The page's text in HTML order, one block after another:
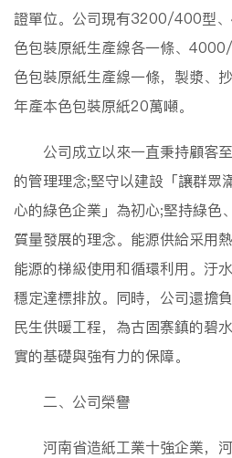
證單位。公司現有3200/400型
色包裝原紙生產線各一條、
色包裝原紙生產線一條，製漿、
年產本色包裝原紙20萬噸。
公司成立以來一直秉持顧客至
的管理理念;堅守以建設「讓群眾
心的綠色企業」為初心;堅持綠色
質量發展的理念。能源供給采用
能源的梯級使用和循環利用。汙
穩定達標排放。同時，公司還擔
民生供暖工程，為古固寨鎮的碧
實的基礎與強有力的保障。
二、公司榮譽
河南省造紙工業十強企業，河